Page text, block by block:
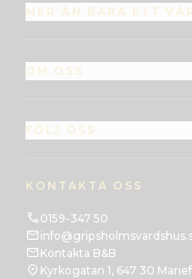
MER ÄN BARA ETT
OM OSS
FÖLJ OSS
KONTAKTA OSS
0159-347 50
Kontakta B&B
Kyrkogatan 1, 647 30